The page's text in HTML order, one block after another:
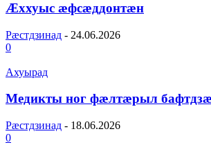
Æххуыс æфсæддонтæн
Рæстдзинад - 24.06.2026
0
Ахуырад
Медикты ног фæлтæрыл
Рæстдзинад - 18.06.2026
0